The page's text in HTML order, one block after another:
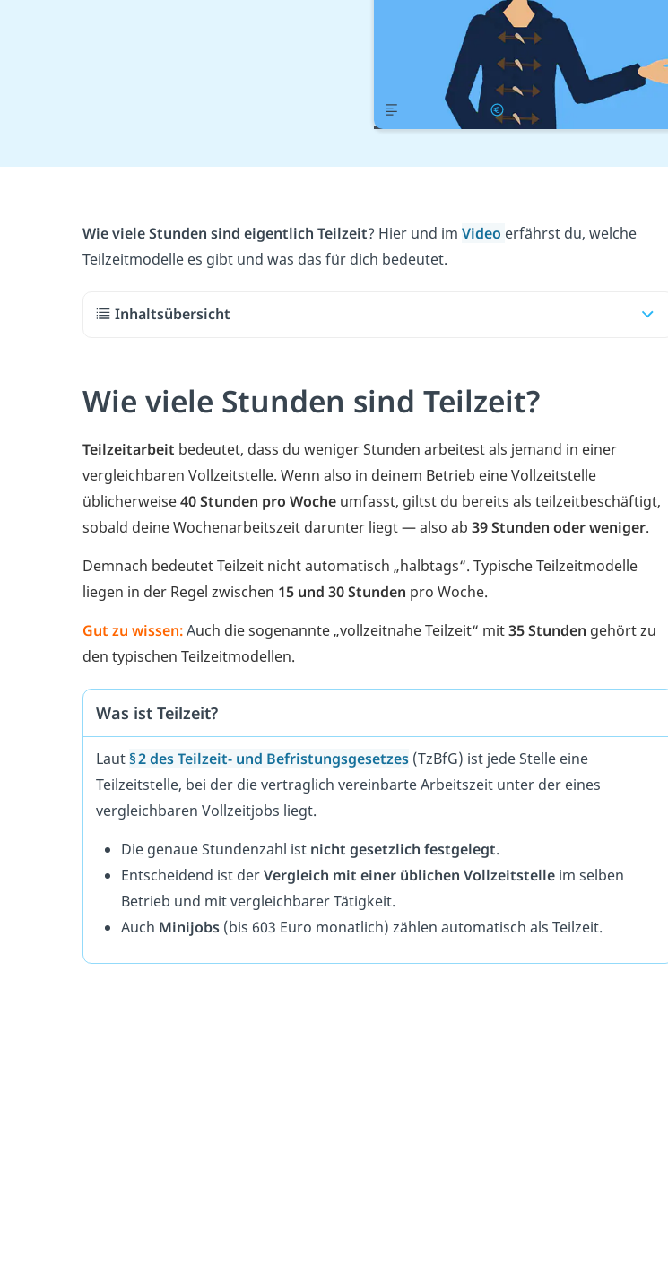
Übersicht Gehalt
Wie viele Stunden sind eigentlich Teilzeit? Hier und im Video erfährst du, welche
Teilzeitmodelle es gibt und was das für dich bedeutet.
Inhaltsübersicht
Wie viele Stunden sind Teilzeit?
Teilzeitarbeit bedeutet, dass du weniger Stunden arbeitest als jemand in einer
vergleichbaren Vollzeitstelle. Wenn also in deinem Betrieb eine Vollzeitstelle
üblicherweise40 Stunden pro Woche umfasst, giltst du bereits als teilzeitbeschäftigt,
sobald deine Wochenarbeitszeit darunter liegt — also ab 39 Stunden oder weniger.
Demnach bedeutet Teilzeit nicht automatisch „halbtags“. Typische Teilzeitmodelle
liegen in der Regel zwischen 15 und 30 Stunden pro Woche.
Gut zu wissen:Auch die sogenannte „vollzeitnahe Teilzeit“ mit35 Stunden gehört zu
den typischen Teilzeitmodellen.
Was ist Teilzeit?
Laut§ 2 des Teilzeit- und Befristungsgesetzes (TzBfG) ist jede Stelle eine
Teilzeitstelle, bei der die vertraglich vereinbarte Arbeitszeit unter der eines
vergleichbaren Vollzeitjobs liegt.
Die genaue Stundenzahl ist nicht gesetzlich festgelegt.
Entscheidend ist derVergleich mit einer üblichen Vollzeitstelle im selben
Betrieb und mit vergleichbarer Tätigkeit.
Auch Minijobs (bis 603 Euro monatlich) zählen automatisch als Teilzeit.